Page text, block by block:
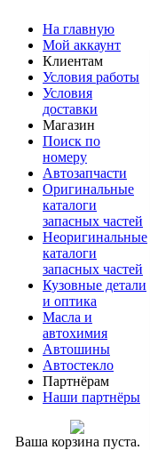
На главную
Мой аккаунт
Клиентам
Условия работы
Условия
доставки
Магазин
Поиск по
номеру
Автозапчасти
Оригинальные
каталоги
запасных частей
Неоригинальные
каталоги
запасных частей
Кузовные детали
и оптика
Масла и
автохимия
Автошины
Автостекло
Партнёрам
Наши партнёры
Ваша корзина пуста.